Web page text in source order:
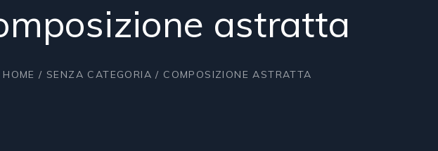
astratta
HOME / SENZA CATEGORIA / COMPOSIZIONE ASTRATTA